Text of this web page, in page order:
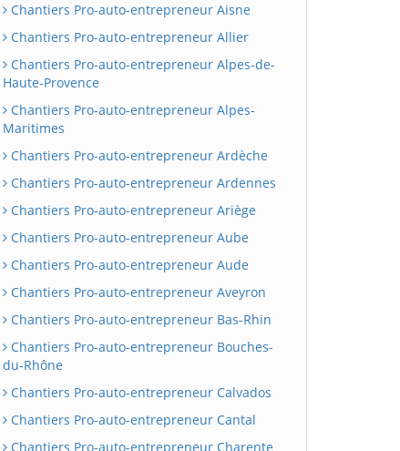
Chantiers Pro-auto-entrepreneur Aisne
Chantiers Pro-auto-entrepreneur Allier
Chantiers Pro-auto-entrepreneur Alpes-de-
Haute-Provence
Chantiers Pro-auto-entrepreneur Alpes-
Maritimes
Chantiers Pro-auto-entrepreneur Ardèche
Chantiers Pro-auto-entrepreneur Ardennes
Chantiers Pro-auto-entrepreneur Ariège
Chantiers Pro-auto-entrepreneur Aube
Chantiers Pro-auto-entrepreneur Aude
Chantiers Pro-auto-entrepreneur Aveyron
Chantiers Pro-auto-entrepreneur Bas-Rhin
Chantiers Pro-auto-entrepreneur Bouches-
du-Rhône
Chantiers Pro-auto-entrepreneur Calvados
Chantiers Pro-auto-entrepreneur Cantal
Chantiers Pro-auto-entrepreneur Charente